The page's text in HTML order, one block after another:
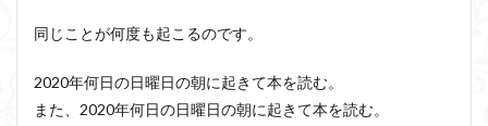
同じことが何度も起こるのです。
2020年何日の日曜日の朝に起きて本を読む。
また、2020年何日の日曜日の朝に起きて本を読む。